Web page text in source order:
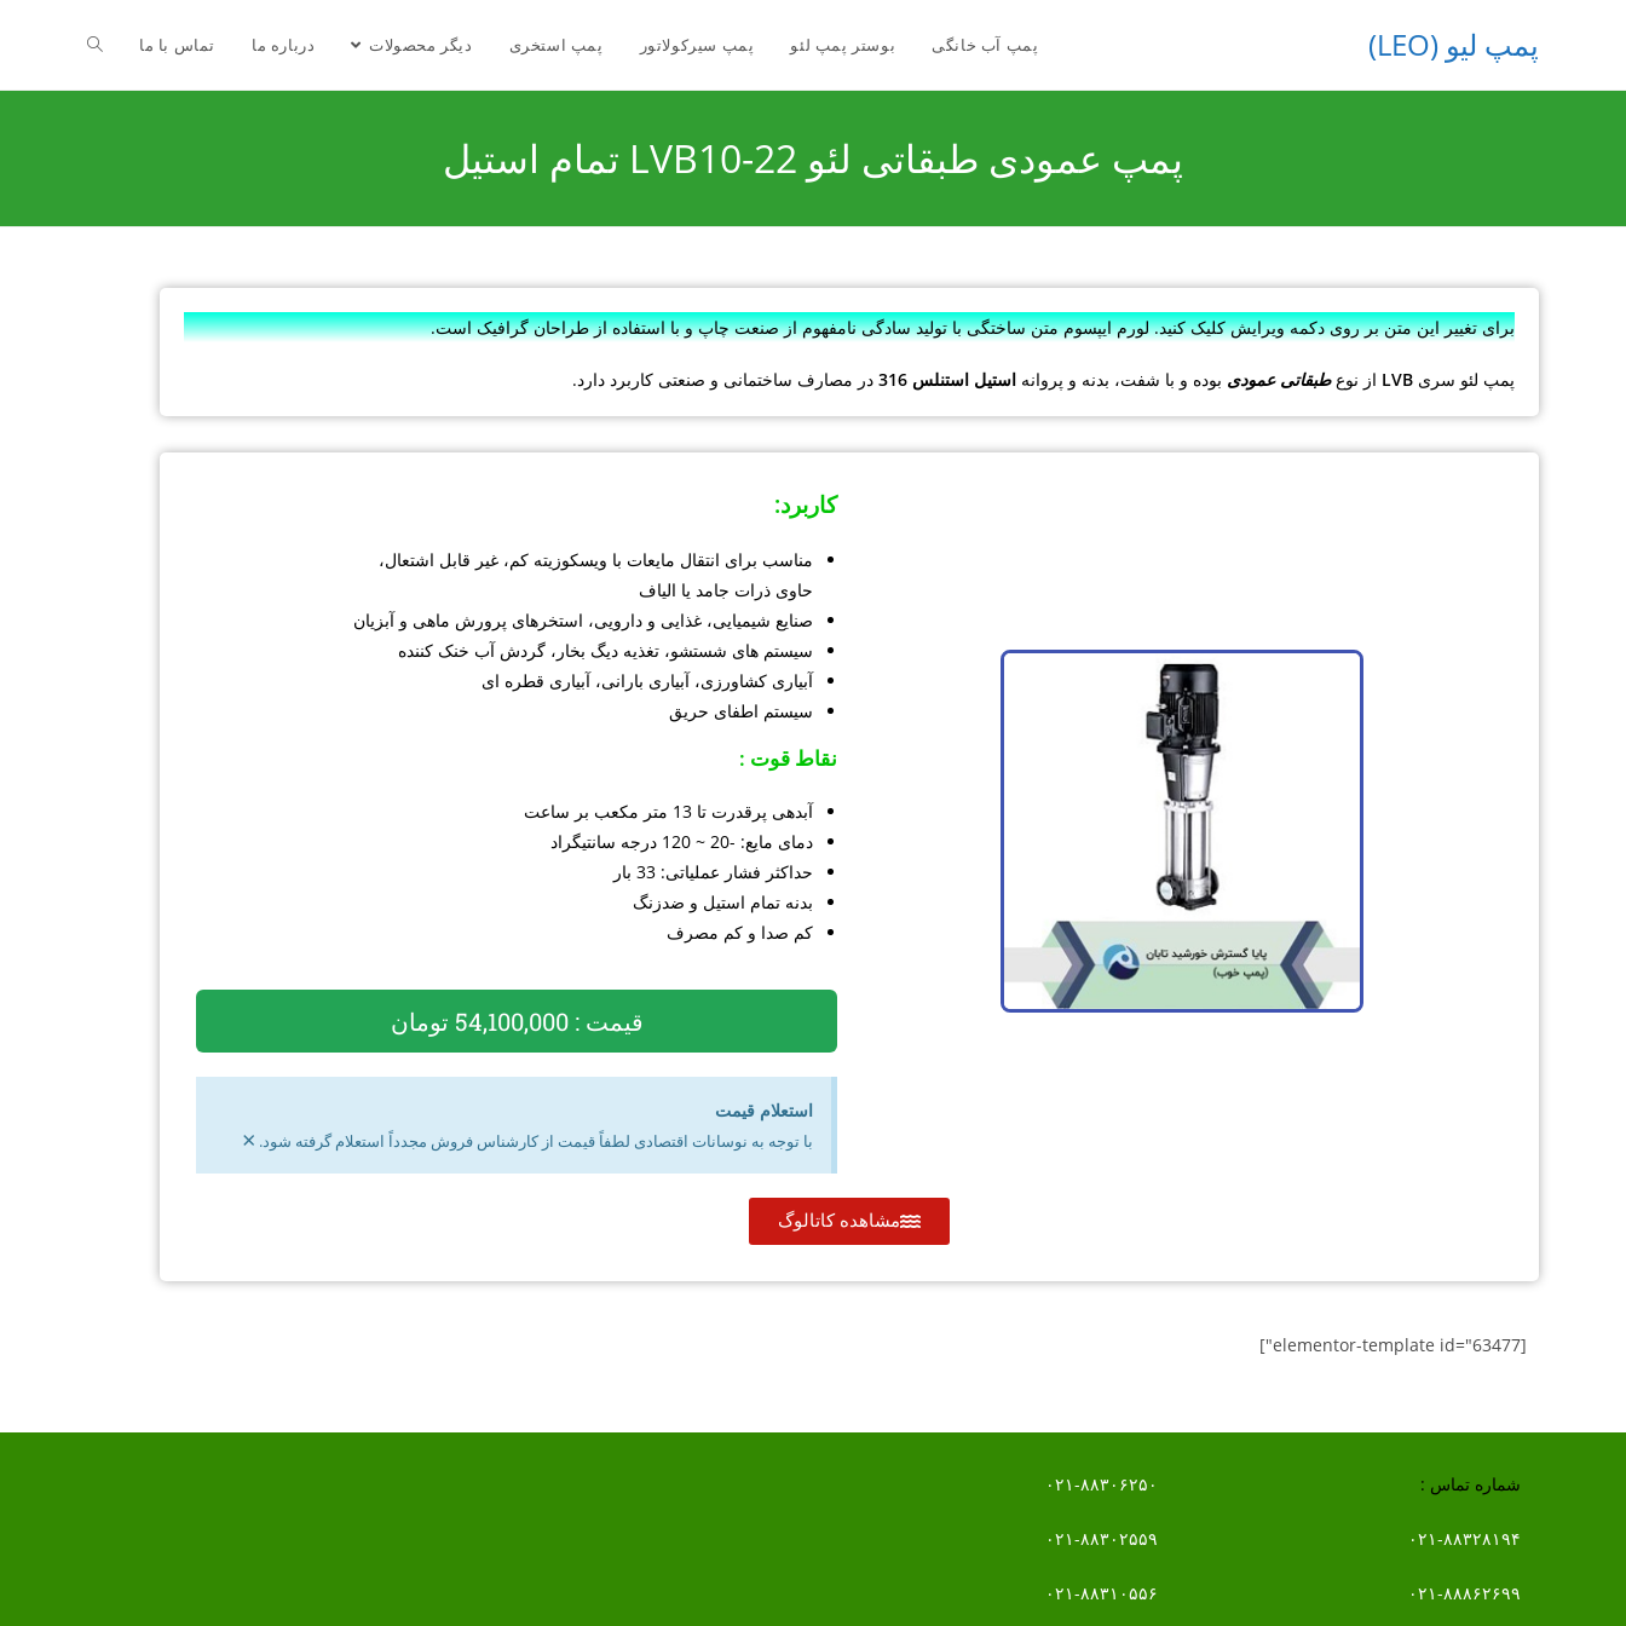
پمپ لیو (LEO) پمپ آب خانگی بوستر پمپ لئو پمپ سیرکولاتور پمپ استخری دیگر محصولات درباره ما تماس با ما
پمپ عمودی طبقاتی لئو LVB10-22 تمام استیل
برای تغییر این متن بر روی دکمه ویرایش کلیک کنید. لورم ایپسوم متن ساختگی با تولید سادگی نامفهوم از صنعت چاپ و با استفاده از طراحان گرافیک است.
پمپ لئو سری LVB از نوعطبقاتی عمودی بوده و با شفت، بدنه و پروانه استیل استنلس 316 در مصارف ساختمانی و صنعتی کاربرد دارد.
کاربرد:
مناسب برای انتقال مایعات با ویسکوزیته کم، غیر قابل اشتعال،
حاوی ذرات جامد یا الیاف
صنایع شیمیایی، غذایی و دارویی، استخرهای پرورش ماهی و آبزیان
سیستم های شستشو، تغذیه دیگ بخار، گردش آب خنک کننده
آبیاری کشاورزی، آبیاری بارانی، آبیاری قطره ای
سیستم اطفای حریق
نقاط قوت :
آبدهی پرقدرت تا 13 متر مکعب بر ساعت
دمای مایع: -20 ~ 120 درجه سانتیگراد
حداکثر فشار عملیاتی: 33 بار
بدنه تمام استیل و ضدزنگ
کم صدا و کم مصرف
قیمت : 54,100,000 تومان
استعلام قیمت
با توجه به نوسانات اقتصادی لطفاً قیمت از کارشناس فروش مجدداً استعلام گرفته شود. ×
مشاهده کاتالوگ
[elementor-template id="63477"]
شماره تماس :
۰۲۱-۸۸۳۲۸۱۹۴
۰۲۱-۸۸۸۶۲۶۹۹
۰۲۱-۸۸۳۰۶۲۵۰
۰۲۱-۸۸۳۰۲۵۵۹
۰۲۱-۸۸۳۱۰۵۵۶